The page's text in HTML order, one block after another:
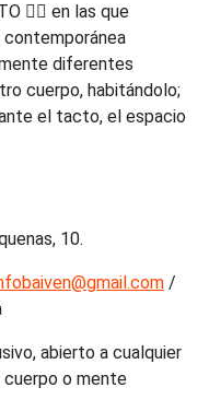
❤️‍🔥 en las que
diferentes
cuerpo, habitándolo;
el tacto, el espacio
10.
/
abierto a cualquier
cuerpo o mente